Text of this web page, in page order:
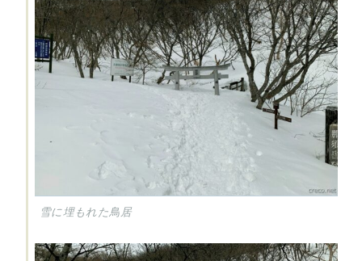
雪に埋もれた鳥居